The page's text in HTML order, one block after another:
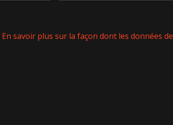
En savoir plus sur la façon dont les données de